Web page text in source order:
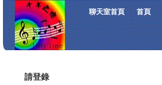
聊天室首頁 首頁
請登錄